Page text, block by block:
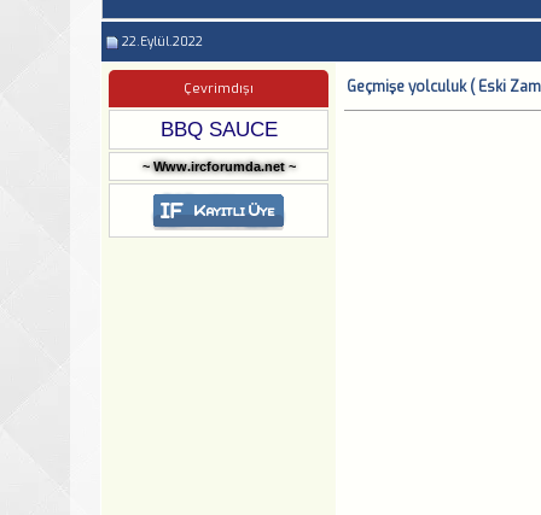
22.Eylül.2022
Çevrimdışı
BBQ SAUCE
~ Www.ircforumda.net ~
Geçmişe yolculuk ( Eski